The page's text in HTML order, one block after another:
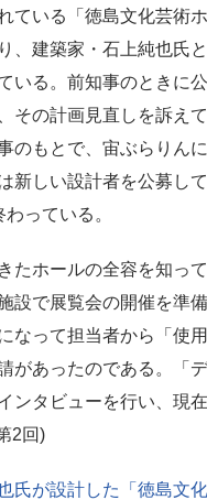
ている「徳島文化芸術
、建築家・石上純也氏
いる。前知事のときに
その計画見直しを訴え
のもとで、宙ぶらりん
新しい設計者を公募し
っている。
たホールの全容を知っ
設で展覧会の開催を準
なって担当者から「使
があったのである。「
ンタビューを行い、現
2回)
氏が設計した「徳島文